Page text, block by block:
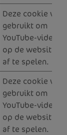
Deze cookie
gebruikt om
YouTube-
op de website
af te spelen.
Deze cookie
gebruikt om
YouTube-
op de website
af te spelen.